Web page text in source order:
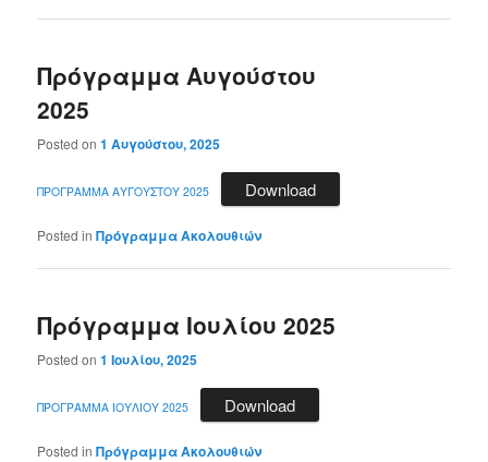
Πρόγραμμα Αυγούστου
2025
Posted on1 Αυγούστου, 2025
ΠΡΟΓΡΑΜΜΑ ΑΥΓΟΥΣΤΟΥ 2025 Download
Posted in Πρόγραμμα Ακολουθιών
Πρόγραμμα Ιουλίου 2025
Posted on1 Ιουλίου, 2025
ΠΡΟΓΡΑΜΜΑ ΙΟΥΛΙΟΥ 2025 Download
Posted in Πρόγραμμα Ακολουθιών